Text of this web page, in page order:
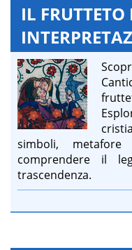
IL FRUTTETO
simboli,
comprendere il
trascendenza.